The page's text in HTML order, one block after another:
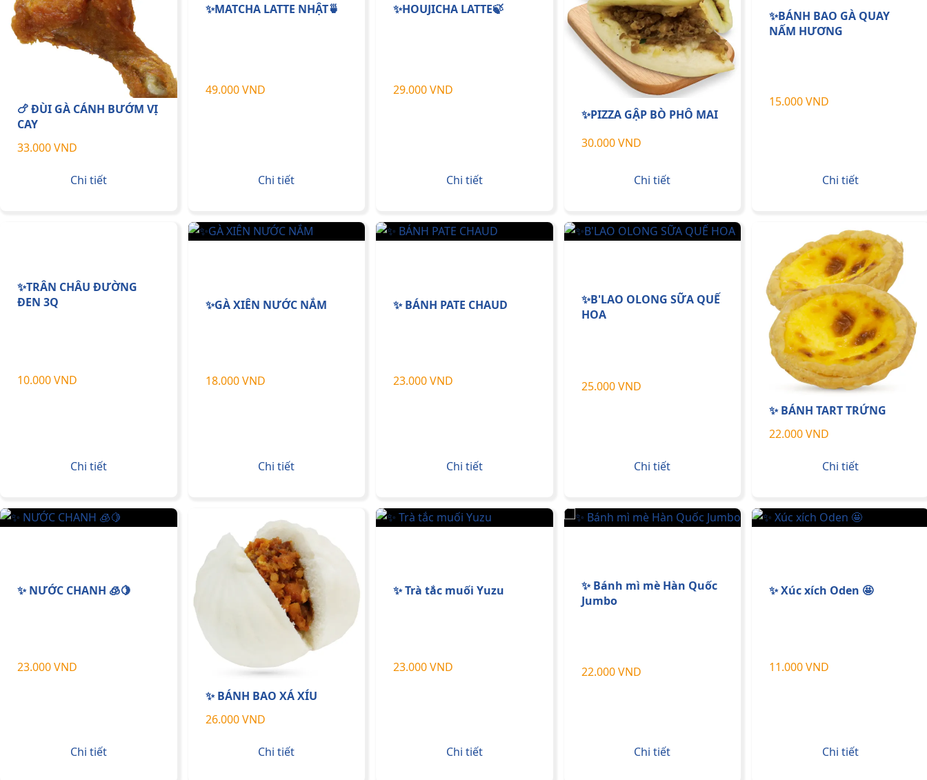
🍗 ĐÙI GÀ CÁNH BƯỚM VỊ
CAY
33.000 VND
Chi tiết
✨MATCHA LATTE NHẬT🍵
49.000 VND
Chi tiết
✨HOUJICHA LATTE🍃
29.000 VND
Chi tiết
✨PIZZA GẬP BÒ PHÔ MAI
30.000 VND
Chi tiết
✨BÁNH BAO GÀ QUAY
NẤM HƯƠNG
15.000 VND
Chi tiết
✨TRÂN CHÂU ĐƯỜNG
ĐEN 3Q
10.000 VND
Chi tiết
✨GÀ XIÊN NƯỚC NẮM
18.000 VND
Chi tiết
✨ BÁNH PATE CHAUD
23.000 VND
Chi tiết
✨B'LAO OLONG SỮA QUẾ
HOA
25.000 VND
Chi tiết
✨ BÁNH TART TRỨNG
22.000 VND
Chi tiết
✨ NƯỚC CHANH 🧊🍋
23.000 VND
Chi tiết
✨ BÁNH BAO XÁ XÍU
26.000 VND
Chi tiết
✨ Trà tắc muối Yuzu
23.000 VND
Chi tiết
✨ Bánh mì mè Hàn Quốc
Jumbo
22.000 VND
Chi tiết
✨ Xúc xích Oden 🤩
11.000 VND
Chi tiết